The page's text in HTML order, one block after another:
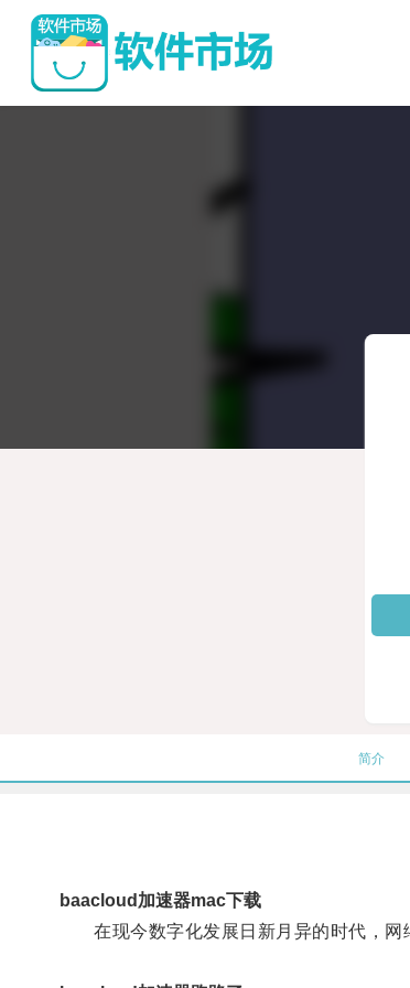
简介
baacloud加速器mac下载
在现今数字化发展日新月异的时代，网